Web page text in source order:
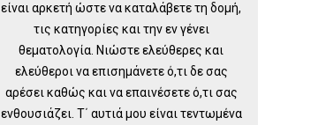
είναι αρκετή ώστε να καταλάβετε τη δομή,
τις κατηγορίες και την εν γένει
θεματολογία. Νιώστε ελεύθερες και
ελεύθεροι να επισημάνετε ό,τι δε σας
αρέσει καθώς και να επαινέσετε ό,τι σας
ενθουσιάζει. Τ΄ αυτιά μου είναι τεντωμένα